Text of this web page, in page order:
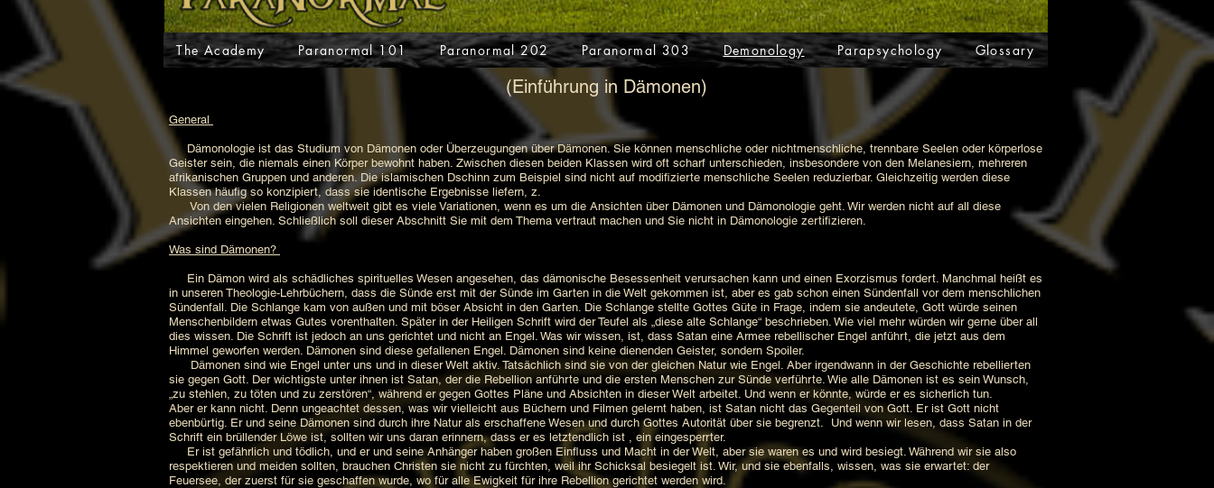
The Academy Paranormal 101 Paranormal 202 Paranormal 303 Demonology Parapsychology Glossary
(Einführung in Dämonen)
General
Dämonologie ist das Studium von Dämonen oder Überzeugungen über Dämonen. Sie können menschliche oder nichtmenschliche, trennbare Seelen oder körperlose
Geister sein, die niemals einen Körper bewohnt haben. Zwischen diesen beiden Klassen wird oft scharf unterschieden, insbesondere von den Melanesiern, mehreren
afrikanischen Gruppen und anderen. Die islamischen Dschinn zum Beispiel sind nicht auf modifizierte menschliche Seelen reduzierbar. Gleichzeitig werden diese
Klassen häufig so konzipiert, dass sie identische Ergebnisse liefern, z.
Von den vielen Religionen weltweit gibt es viele Variationen, wenn es um die Ansichten über Dämonen und Dämonologie geht. Wir werden nicht auf all diese
Ansichten eingehen. Schließlich soll dieser Abschnitt Sie mit dem Thema vertraut machen und Sie nicht in Dämonologie zertifizieren.
Was sind Dämonen?
Ein Dämon wird als schädliches spirituelles Wesen angesehen, das dämonische Besessenheit verursachen kann und einen Exorzismus fordert. Manchmal heißt es
in unseren Theologie-Lehrbüchern, dass die Sünde erst mit der Sünde im Garten in die Welt gekommen ist, aber es gab schon einen Sündenfall vor dem menschlichen
Sündenfall. Die Schlange kam von außen und mit böser Absicht in den Garten. Die Schlange stellte Gottes Güte in Frage, indem sie andeutete, Gott würde seinen
Menschenbildern etwas Gutes vorenthalten. Später in der Heiligen Schrift wird der Teufel als „diese alte Schlange“ beschrieben. Wie viel mehr würden wir gerne über all
dies wissen. Die Schrift ist jedoch an uns gerichtet und nicht an Engel. Was wir wissen, ist, dass Satan eine Armee rebellischer Engel anführt, die jetzt aus dem
Himmel geworfen werden. Dämonen sind diese gefallenen Engel. Dämonen sind keine dienenden Geister, sondern Spoiler.
Dämonen sind wie Engel unter uns und in dieser Welt aktiv. Tatsächlich sind sie von der gleichen Natur wie Engel. Aber irgendwann in der Geschichte rebellierten
sie gegen Gott. Der wichtigste unter ihnen ist Satan, der die Rebellion anführte und die ersten Menschen zur Sünde verführte. Wie alle Dämonen ist es sein Wunsch,
„zu stehlen, zu töten und zu zerstören“, während er gegen Gottes Pläne und Absichten in dieser Welt arbeitet. Und wenn er könnte, würde er es sicherlich tun.
Aber er kann nicht. Denn ungeachtet dessen, was wir vielleicht aus Büchern und Filmen gelernt haben, ist Satan nicht das Gegenteil von Gott. Er ist Gott nicht
ebenbürtig. Er und seine Dämonen sind durch ihre Natur als erschaffene Wesen und durch Gottes Autorität über sie begrenzt. Und wenn wir lesen, dass Satan in der
Schrift ein brüllender Löwe ist, sollten wir uns daran erinnern, dass er es letztendlich ist , ein eingesperrter.
Er ist gefährlich und tödlich, und er und seine Anhänger haben großen Einfluss und Macht in der Welt, aber sie waren es und wird besiegt. Während wir sie also
respektieren und meiden sollten, brauchen Christen sie nicht zu fürchten, weil ihr Schicksal besiegelt ist. Wir, und sie ebenfalls, wissen, was sie erwartet: der
Feuersee, der zuerst für sie geschaffen wurde, wo für alle Ewigkeit für ihre Rebellion gerichtet werden wird.